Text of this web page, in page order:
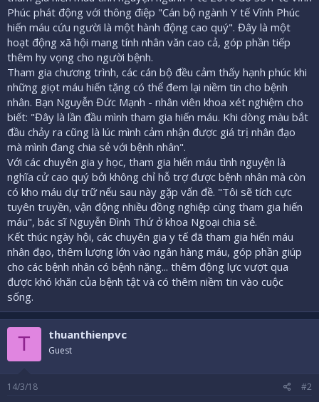
Phúc phát động với thông điệp "Cán bộ ngành Y tế Vĩnh Phúc
hiến máu cứu người là một hành động cao quý". Đây là một
hoạt động xã hội mang tính nhân văn cao cả, góp phần tiếp
thêm hy vọng cho người bệnh.
Tham gia chương trình, các cán bộ đều cảm thấy hạnh phúc khi
những giọt máu hiến tặng có thể đem lại niềm tin cho bệnh
nhân. Bạn Nguyễn Đức Mạnh - nhân viên khoa xét nghiệm cho
biết: "Đây là lần đầu mình tham gia hiến máu. Khi dòng màu bắt
đầu chảy ra cũng là lúc mình cảm nhận được giá trị nhân đạo
mà mình đang chia sẻ với bệnh nhân".
Với các chuyên gia y học, tham gia hiến máu tình nguyện là
nghĩa cử cao quý bởi không chỉ hỗ trợ được bệnh nhân mà còn
có kho máu dự trữ nếu sau này gặp vấn đề. "Tôi sẽ tích cực
tuyên truyền, vận động nhiều đồng nghiệp cùng tham gia hiến
máu", bác sĩ Nguyễn Đình Thứ ở khoa Ngoại chia sẻ.
Kết thúc ngày hội, các chuyên gia y tế đã tham gia hiến máu
nhân đạo, thêm lượng lớn vào ngân hàng máu, góp phần giúp
cho các bệnh nhân có bệnh nặng... thêm động lực vượt qua
được khó khăn của bệnh tật và có thêm niềm tin vào cuộc
sống.
T thuanthienpvc
Guest
14/3/18 #2